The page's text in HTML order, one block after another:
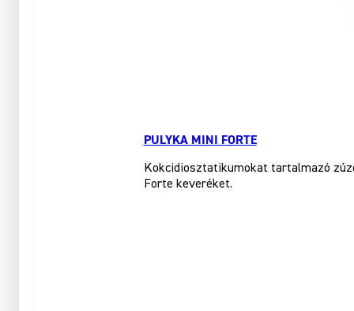
PULYKA MINI FORTE
Kokcidiosztatikumokat tartalmazó
Forte keveréket.